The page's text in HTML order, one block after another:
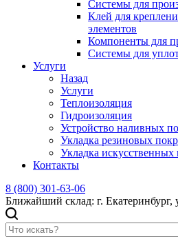
Системы для
Клей для
элементов
Компоненты для
Системы для
Услуги
Назад
Услуги
Теплоизоляция
Гидроизоляция
Устройство наливных
Укладка резиновых
Укладка искусственных
Контакты
8 (800) 301-63-06
Ближайший склад: г. Екатеринбург,